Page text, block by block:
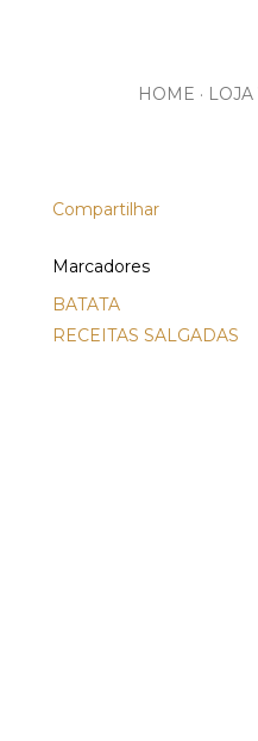
HOME
Compartilhar
Marcadores
BATATA
RECEITAS SALGADAS